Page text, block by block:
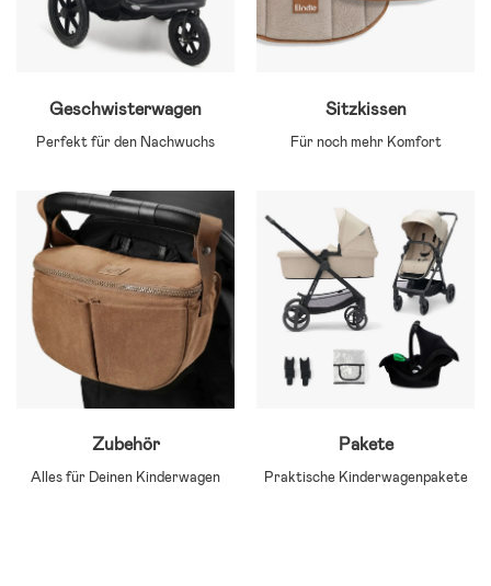
Geschwisterwagen
Perfekt für den Nachwuchs
Sitzkissen
Für noch mehr Komfort
Zubehör
Alles für Deinen Kinderwagen
Pakete
Praktische Kinderwagenpakete